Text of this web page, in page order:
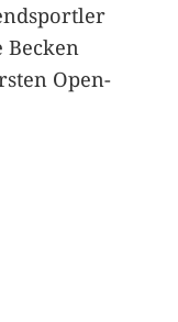
Open-